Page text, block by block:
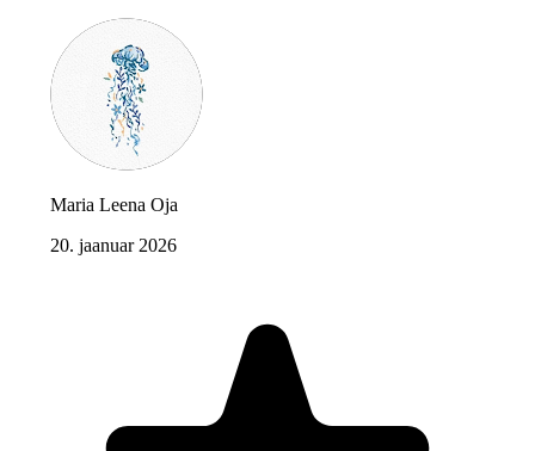
Maria Leena Oja
20. jaanuar 2026